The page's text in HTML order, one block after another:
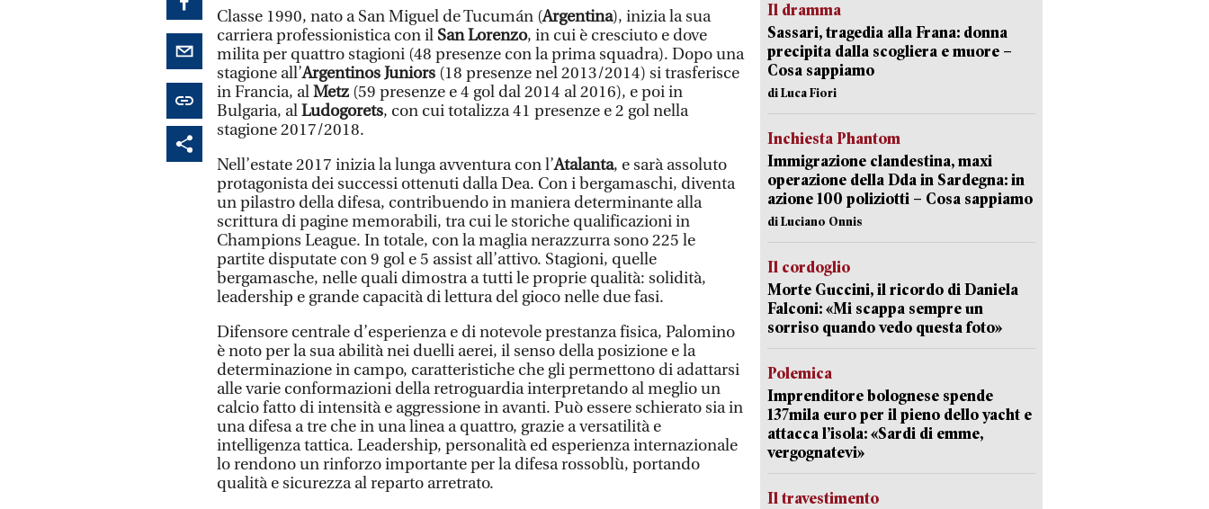
Classe 1990, nato a San Miguel de Tucumán (Argentina), inizia la sua
carriera professionistica con il San Lorenzo, in cui è cresciuto e dove
milita per quattro stagioni (48 presenze con la prima squadra). Dopo una
stagione all’Argentinos Juniors (18 presenze nel 2013/2014) si trasferisce
in Francia, alMetz (59 presenze e 4 gol dal 2014 al 2016), e poi in
Bulgaria, alLudogorets, con cui totalizza 41 presenze e 2 gol nella
stagione 2017/2018.
Nell’estate 2017 inizia la lunga avventura con l’Atalanta, e sarà assoluto
protagonista dei successi ottenuti dalla Dea. Con i bergamaschi, diventa
un pilastro della difesa, contribuendo in maniera determinante alla
scrittura di pagine memorabili, tra cui le storiche qualificazioni in
Champions League. In totale, con la maglia nerazzurra sono 225 le
partite disputate con 9 gol e 5 assist all’attivo. Stagioni, quelle
bergamasche, nelle quali dimostra a tutti le proprie qualità: solidità,
leadership e grande capacità di lettura del gioco nelle due fasi.
Difensore centrale d’esperienza e di notevole prestanza fisica, Palomino
è noto per la sua abilità nei duelli aerei, il senso della posizione e la
determinazione in campo, caratteristiche che gli permettono di adattarsi
alle varie conformazioni della retroguardia interpretando al meglio un
calcio fatto di intensità e aggressione in avanti. Può essere schierato sia in
una difesa a tre che in una linea a quattro, grazie a versatilità e
intelligenza tattica. Leadership, personalità ed esperienza internazionale
lo rendono un rinforzo importante per la difesa rossoblù, portando
qualità e sicurezza al reparto arretrato.
Il dramma
Sassari, tragedia alla Frana: donna
precipita dalla scogliera e muore –
Cosa sappiamo
di Luca Fiori
Inchiesta Phantom
Immigrazione clandestina, maxi
operazione della Dda in Sardegna: in
azione 100 poliziotti – Cosa sappiamo
di Luciano Onnis
Il cordoglio
Morte Guccini, il ricordo di Daniela
Falconi: «Mi scappa sempre un
sorriso quando vedo questa foto»
Polemica
Imprenditore bolognese spende
137mila euro per il pieno dello yacht e
attacca l’isola: «Sardi di emme,
vergognatevi»
Il travestimento